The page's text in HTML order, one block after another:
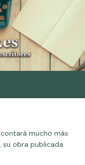
mucho más
su obra publicada